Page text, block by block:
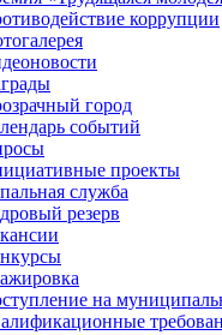
коррупции
город
событий
проекты
служба
резерв
на